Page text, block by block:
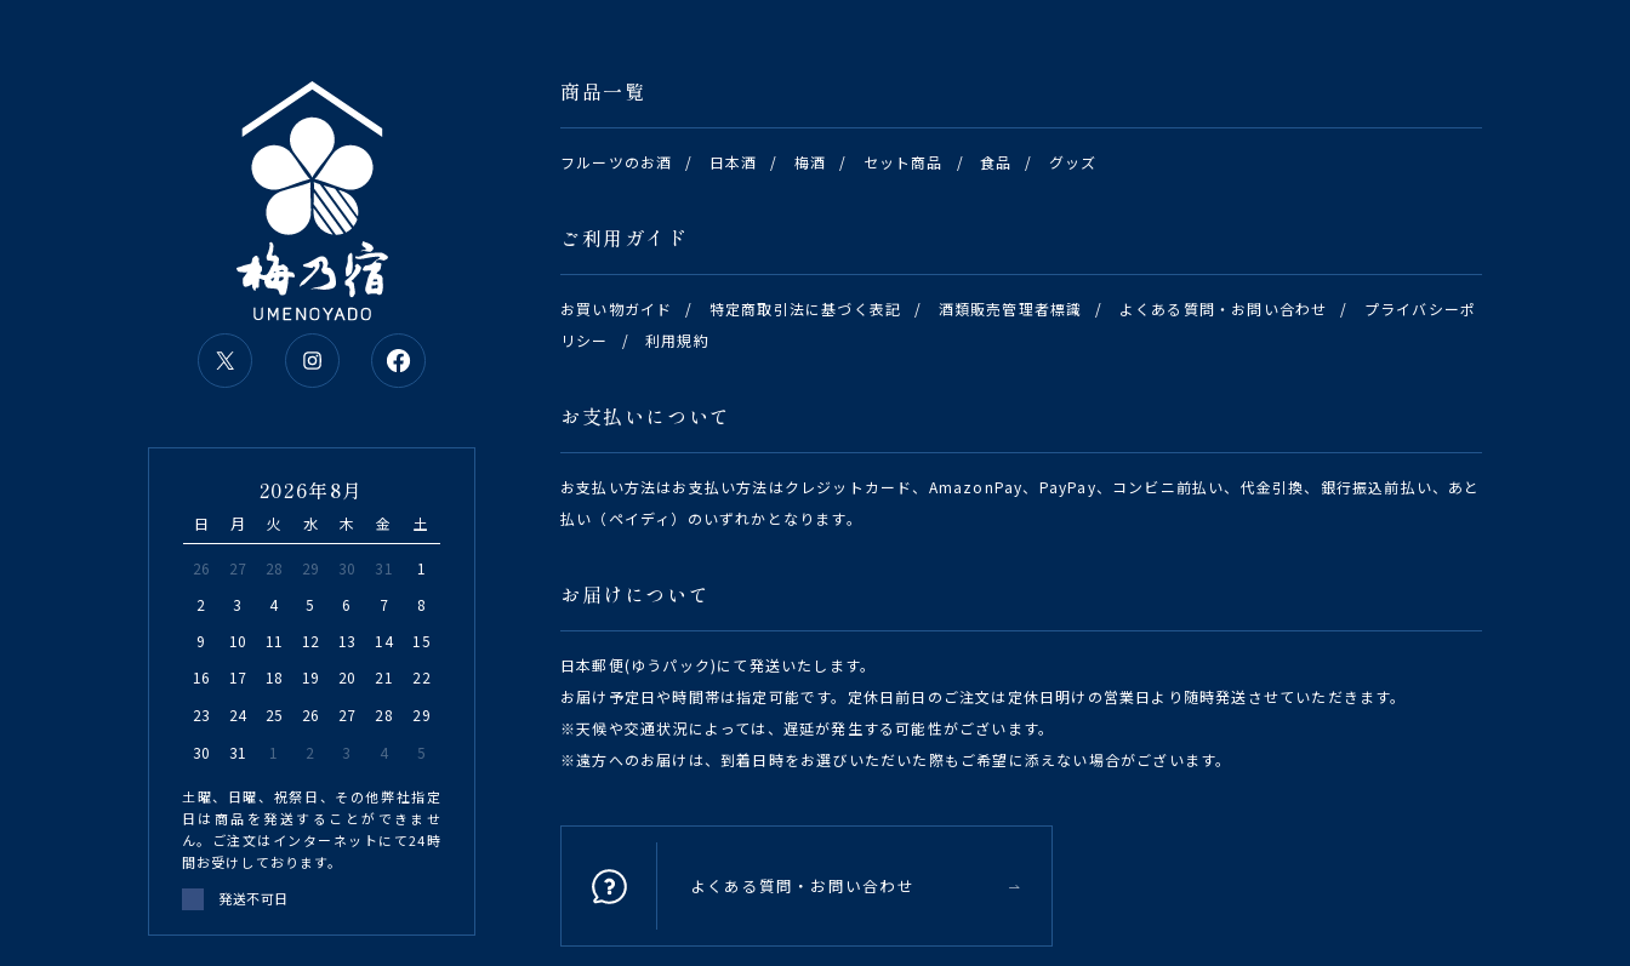
商品一覧
フルーツのお酒 / 日本酒 / 梅酒 / セット商品 / 食品 / グッズ
ご利用ガイド
お買い物ガイド / 特定商取引法に基づく表記 / 酒類販売管理者標識 / よくある質問・お問い合わせ /
プライバシーポ
リシー
/ 利用規約
お支払いについて
お支払い方法はお支払い方法はクレジットカード、AmazonPay、PayPay、コンビニ前払い、代金引換、銀行振込前払い、あと
払い（ペイディ）のいずれかとなります。
お届けについて
日本郵便(ゆうパック)にて発送いたします。
お届け予定日や時間帯は指定可能です。定休日前日のご注文は定休日明けの営業日より随時発送させていただきます。
※天候や交通状況によっては、遅延が発生する可能性がございます。
※遠方へのお届けは、到着日時をお選びいただいた際もご希望に添えない場合がございます。
よくある質問・お問い合わせ
2026年8月
日 月 火 水 木 金 土
26 27 28 29 30 31
1
2
3 4 5 6 7
8
9
10 11 12 13 14
15
16
17 18 19 20 21
22
23
24 25 26 27 28
29
30
31 1 2 3 4 5
土曜、日曜、祝祭日、その他弊社指定
日は商品を発送することができませ
ん。ご注文はインターネットにて24時
間お受けしております。
発送不可日